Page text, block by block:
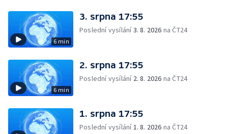
6 min
3. srpna 17:55
Poslední vysílání3. 8. 2026 na ČT24
6 min
2. srpna 17:55
Poslední vysílání 2. 8. 2026 na ČT24
1. srpna 17:55
Poslední vysílání1. 8. 2026 na ČT24